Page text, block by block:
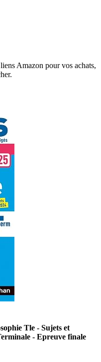
Amazon pour vos achats,
Tle - Sujets et
- Epreuve finale